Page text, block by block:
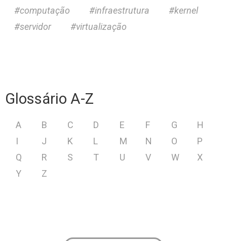
computação infraestrutura
kernel
servidor
virtualização
Glossário A-Z
A B C D E F G
H
I
J K L M N O
P
Q
R S T U V W
X
Y
Z